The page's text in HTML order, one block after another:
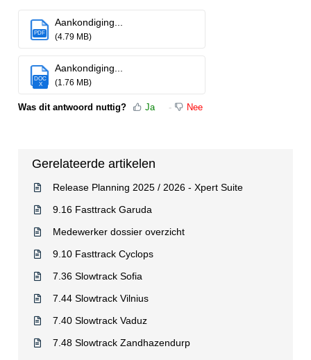
PDF
Aankondiging...
(4.79 MB)
DOC
X
Aankondiging...
(1.76 MB)
Was dit antwoord nuttig? Ja Nee
Gerelateerde artikelen
Release Planning 2025 / 2026 - Xpert Suite
9.16 Fasttrack Garuda
Medewerker dossier overzicht
9.10 Fasttrack Cyclops
7.36 Slowtrack Sofia
7.44 Slowtrack Vilnius
7.40 Slowtrack Vaduz
7.48 Slowtrack Zandhazendurp